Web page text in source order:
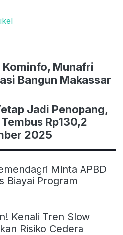
Kominfo, Munafri
Bangun Makassar
Jadi Penopang,
Rp130,2
2025
Minta APBD
Biayai Program
Kenali Tren Slow
Risiko Cedera